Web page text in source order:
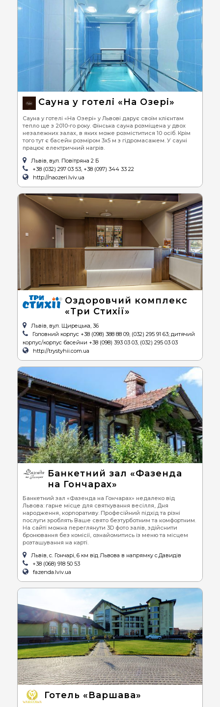
Сауна у готелі «На Озері»
Сауна у готелі «На Озері» у Львові дарує своїм клієнтам
тепло ще з 2010-го року. Фінська сауна розміщена у двох
незалежних залах, в яких може розміститися 10 осіб. Крім
того тут є басейн розміром 3х5 м з гідромасажем. У сауні
працює електричний нагрів.
Львів, вул. Повітряна 2 Б
+38 (032) 297 03 53, +38 (097) 344 33 22
http://naozeri.lviv.ua
Оздоровчий комплекс
«Три Стихії»
Львів, вул. Щирецька, 36
Головний корпус +38 (098) 388 88 09, (032) 295 91 63; дитячий
корпус/корпус басейни +38 (098) 393 03 03, (032) 295 03 03
http://trystyhii.com.ua
Банкетний зал «Фазенда
на Гончарах»
Банкетний зал «Фазенда на Гончарах» недалеко від
Львова: гарне місце для святкування весілля, Дня
народження, корпоративу. Професійний підхід та різні
послуги зроблять Ваше свято безтурботним та комфортним.
На сайті можна переглянути 3D фото залів, здійснити
бронювання без комісії, ознайомитись із меню та місцем
розташування на карті.
Львів, с. Гончарі, 6 км від Львова в напрямку с.Давидів
+38 (068) 918 50 53
fazenda.lviv.ua
Готель «Варшава»